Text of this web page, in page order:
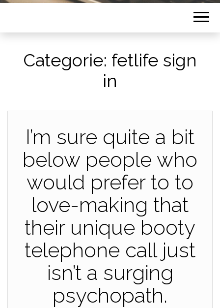
Categorie: fetlife sign
in
I’m sure quite a bit
below people who
would prefer to to
love-making that
their unique booty
telephone call just
isn’t a surging
psychopath.